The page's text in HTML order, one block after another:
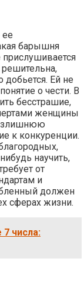
барышня
добьется. Ей не
о чести. В
бесстрашие,
женщины
к конкуренции.
научить,
от
и
должен
сферах жизни.
числа: